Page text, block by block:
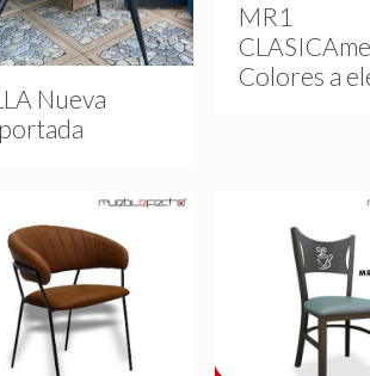
Nueva
MR1
Colores a